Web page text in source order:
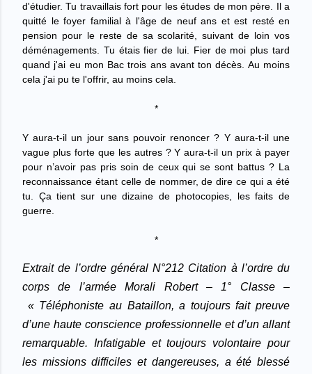
d'étudier. Tu travaillais fort pour les études de mon père. Il a
quitté le foyer familial à l'âge de neuf ans et est resté en
pension pour le reste de sa scolarité, suivant de loin vos
déménagements. Tu étais fier de lui. Fier de moi plus tard
quand j'ai eu mon Bac trois ans avant ton décès. Au moins
cela j'ai pu te l'offrir, au moins cela.
*
Y aura-t-il un jour sans pouvoir renoncer ? Y aura-t-il une
vague plus forte que les autres ? Y aura-t-il un prix à payer
pour n’avoir pas pris soin de ceux qui se sont battus ? La
reconnaissance étant celle de nommer, de dire ce qui a été
tu. Ça tient sur une dizaine de photocopies, les faits de
guerre.
*
Extrait de l’ordre général N°212 Citation à l’ordre du
corps de l’armée
Morali Robert – 1° Classe –
« Téléphoniste au Bataillon, a toujours fait preuve
d’une haute conscience professionnelle et d’un allant
remarquable. Infatigable et toujours volontaire pour
les missions difficiles et dangereuses, a été blessé